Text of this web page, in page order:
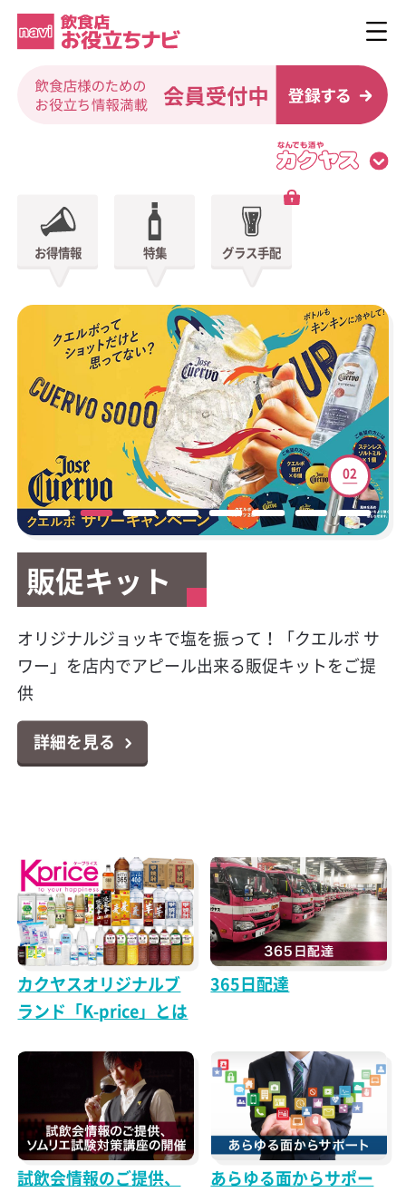
お得情報 特集 グラス手配
販促キット
今大人気のプレミアムテキーラの販促物が貰え
る！クエルボ 1800 レポサド キャンペーン
詳細を見る
01
販促キット
オリジナルジョッキで塩を振って！「クエルボ サ
ワー」を店内でアピール出来る販促キットをご提
供
詳細を見る
02
新サービスご案内
カクヤスで廃食用油の回収サービスを始めまし
た！
詳細を見る
03
テイクアウト容器
テイクアウトやデリバリーに大活躍！小ロットか
らお届け可能なテイクアウト容器特集
詳細を見る
04
マイレージキャンペーン
対象商品のポイントシールを集めて応募！お好き
な景品と交換出来る「カンパリ・ワイルドターキ
ー マイレージクラブ プログラム」
詳細を見る
05
公式Facebookページ開
設
カクヤス業務用Facebookページ「カクヤス飲食店
ナビ」を開設しました！
詳細を見る
06
HACCP（ハサップ）と
は？
対策はじめていますか？6月より完全義務化になり
ました！チェックシートの無料ダウンロードもで
きます！
07
キラシャン特集
キラキラボトルで映えるパリピ酒！オシャレなス
パークリングワイン11選
詳細を見る
08
カクヤスオリジナルブ
ランド「K-price」とは
365日配達
試飲会情報のご提供、
あらゆる面からサポー